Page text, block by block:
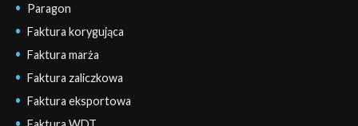
Paragon
Faktura korygująca
Faktura marża
Faktura zaliczkowa
Faktura eksportowa